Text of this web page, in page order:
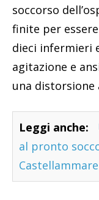
soccorso
finite per
dieci infermieri
agitazione e
una distorsione
Leggi anche:
al pronto
Castellammare